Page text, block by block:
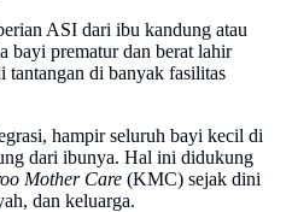
ASI dari ibu kandung atau
bayi prematur dan berat lahir
tantangan di banyak fasilitas
hampir seluruh bayi kecil di
dari ibunya. Hal ini didukung
Mother Care (KMC) sejak dini
dan keluarga.